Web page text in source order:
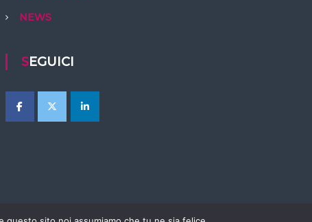
NEWS
SEGUICI